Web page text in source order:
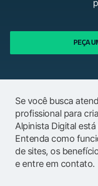
PEÇA
Se você busca
profissional para
Alpinista Digital
Entenda como
de sites, os
e entre em contato.